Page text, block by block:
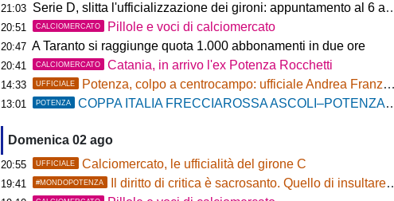
21:03 Serie D, slitta l'ufficializzazione dei gironi: appuntamento al 6 agosto
20:51 CALCIOMERCATO Pillole e voci di calciomercato
20:47 A Taranto si raggiunge quota 1.000 abbonamenti in due ore
20:41 CALCIOMERCATO Catania, in arrivo l'ex Potenza Rocchetti
14:33 UFFICIALE Potenza, colpo a centrocampo: ufficiale Andrea Franzolini, firma fino al 2028
13:01 POTENZA COPPA ITALIA FRECCIAROSSA ASCOLI–POTENZA: BIGLIETTI SETTORE OSPITI IN VENDITA
Domenica 02 ago
20:55 UFFICIALE Calciomercato, le ufficialità del girone C
19:41 #MONDOPOTENZA Il diritto di critica è sacrosanto. Quello di insultare, no!